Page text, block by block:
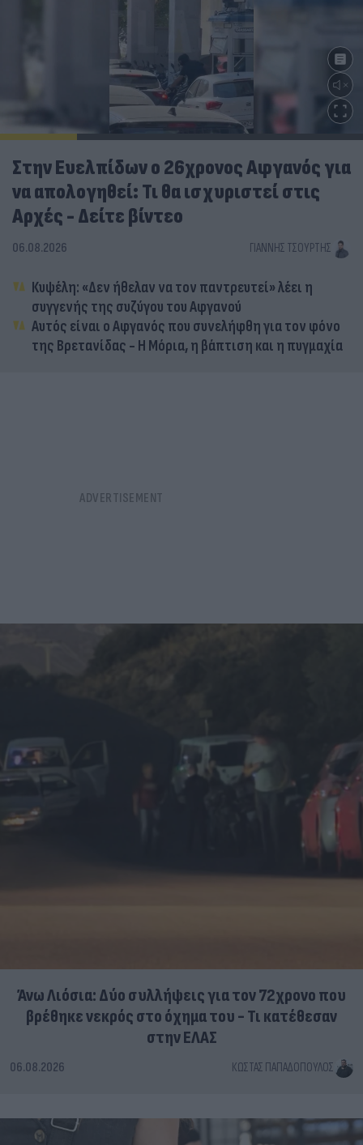
Στην Ευελπίδων ο 26χρονος Αφγανός για
να απολογηθεί: Τι θα ισχυριστεί στις
Αρχές - Δείτε βίντεο
06.08.2026 ΓΙΆΝΝΗΣ ΤΣΟΎΡΤΗΣ
Κυψέλη: «Δεν ήθελαν να τον παντρευτεί» λέει η
συγγενής της συζύγου του Αφγανού
Αυτός είναι ο Αφγανός που συνελήφθη για τον φόνο
της Βρετανίδας - Η Μόρια, η βάπτιση και η πυγμαχία
Άνω Λιόσια: Δύο συλλήψεις για τον 72χρονο που
βρέθηκε νεκρός στο όχημα του - Τι κατέθεσαν
στην ΕΛΑΣ
06.08.2026 ΚΏΣΤΑΣ ΠΑΠΑΔΌΠΟΥΛΟΣ